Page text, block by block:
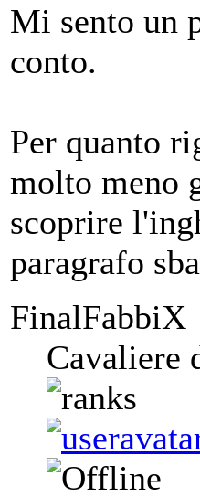
Mi sento un
conto.
Per quanto
molto meno
scoprire
paragrafo
FinalFabbiX
Cavaliere